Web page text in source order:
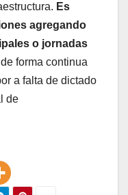
Es
agregando
o jornadas
forma continua
a falta de dictado
de